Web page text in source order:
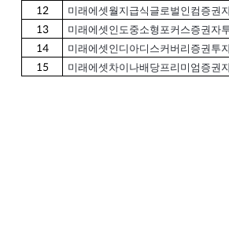
12 미래에셋월지급식글로벌인컴증권
13 미래에셋인도중소형포커스증권자
14 미래에셋인디아디스커버리증권투
15 미래에셋차이나배당프리미엄증권